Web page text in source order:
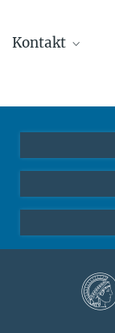
Kontakt